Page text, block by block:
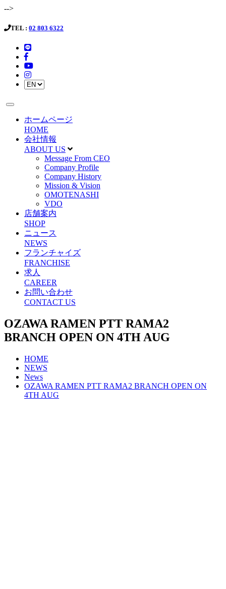
-->
TEL : 02 803 6322
ホームページ
HOME
会社情報
ABOUT US
Message From CEO
Company Profile
Company History
Mission & Vision
OMOTENASHI
VDO
店舗案内
SHOP
ニュース
NEWS
フランチャイズ
FRANCHISE
求人
CAREER
お問い合わせ
CONTACT US
OZAWA RAMEN PTT RAMA2
BRANCH OPEN ON 4TH AUG
HOME
NEWS
News
OZAWA RAMEN PTT RAMA2 BRANCH OPEN ON
4TH AUG